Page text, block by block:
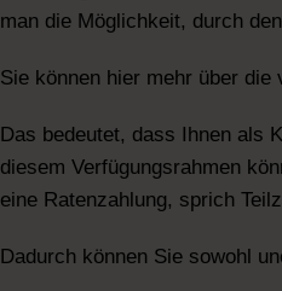
man die Möglichkeit, durch
Sie können hier mehr über die
Das bedeutet, dass Ihnen als
diesem Verfügungsrahmen
eine Ratenzahlung, sprich
Dadurch können Sie sowohl